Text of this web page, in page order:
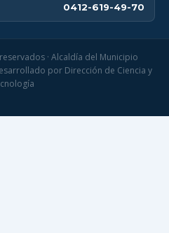
0412-619-49-70
· Alcaldía del Municipio
por Dirección de Ciencia y